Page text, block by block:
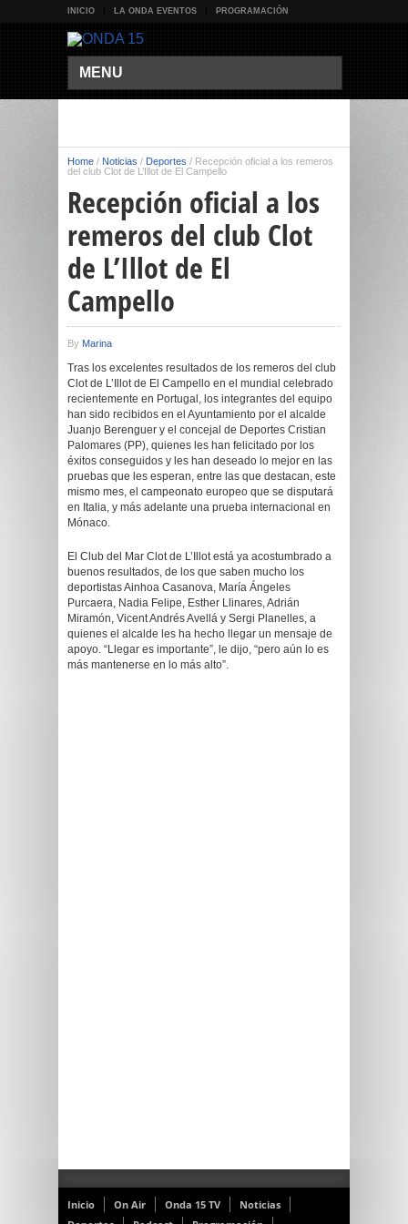
INICIO LA ONDA EVENTOS PROGRAMACIÓN
MENU
Home / Noticias / Deportes / Recepción oficial a los remeros
del club Clot de L’Illot de El Campello
Recepción oficial a los
remeros del club Clot
de L’Illot de El
Campello
By Marina
Tras los excelentes resultados de los remeros del club
Clot de L’Illot de El Campello en el mundial celebrado
recientemente en Portugal, los integrantes del equipo
han sido recibidos en el Ayuntamiento por el alcalde
Juanjo Berenguer y el concejal de Deportes Cristian
Palomares (PP), quienes les han felicitado por los
éxitos conseguidos y les han deseado lo mejor en las
pruebas que les esperan, entre las que destacan, este
mismo mes, el campeonato europeo que se disputará
en Italia, y más adelante una prueba internacional en
Mónaco.
El Club del Mar Clot de L’Illot está ya acostumbrado a
buenos resultados, de los que saben mucho los
deportistas Ainhoa Casanova, María Ángeles
Purcaera, Nadia Felipe, Esther Llinares, Adrián
Miramón, Vicent Andrés Avellá y Sergi Planelles, a
quienes el alcalde les ha hecho llegar un mensaje de
apoyo. “Llegar es importante”, le dijo, “pero aún lo es
más mantenerse en lo más alto”.
Inicio On Air Onda 15 TV
Noticias